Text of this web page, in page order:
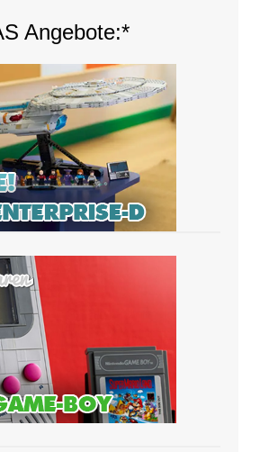
Angebote:*